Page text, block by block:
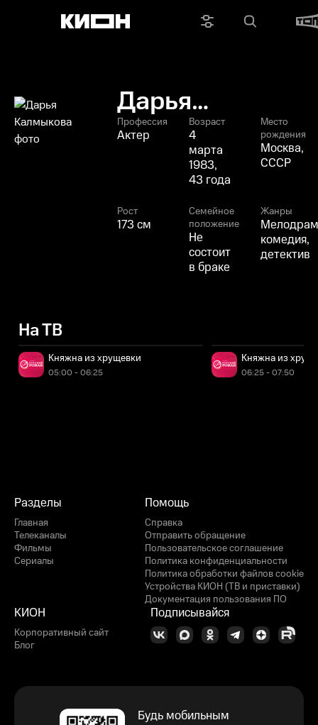
Дарья
Калмыкова
Профессия
Актер
Возраст
4
марта
1983,
43 года
Место
рождения
Москва,
СССР
Рост
173 см
Семейное
положение
Не
состоит
в браке
Жанры
комедия,
детектив
На ТВ
Княжна из хрущевки
05:00 - 06:25
Княжна из
06:25 - 07:50
Разделы
Главная
Телеканалы
Фильмы
Сериалы
Помощь
Справка
Отправить обращение
Пользовательское соглашение
Политика конфиденциальности
Политика обработки файлов cookie
Устройства КИОН (ТВ и приставки)
Документация пользования ПО
КИОН
Корпоративный сайт
Блог
Подписывайся
Будь мобильным